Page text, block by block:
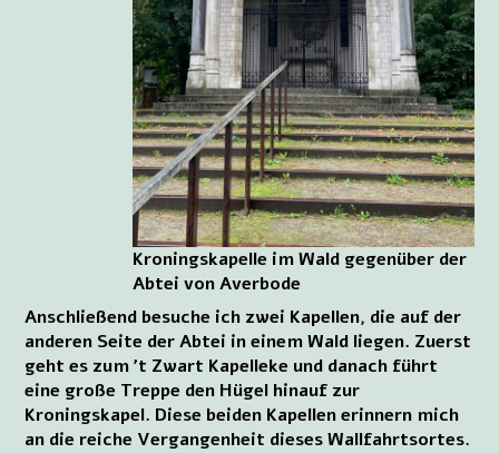
Kroningskapelle im Wald gegenüber der
Abtei von Averbode
Anschließend besuche ich zwei Kapellen, die auf der
anderen Seite der Abtei in einem Wald liegen. Zuerst
geht es zum ’t Zwart Kapelleke und danach führt
eine große Treppe den Hügel hinauf zur
Kroningskapel. Diese beiden Kapellen erinnern mich
an die reiche Vergangenheit dieses Wallfahrtsortes.